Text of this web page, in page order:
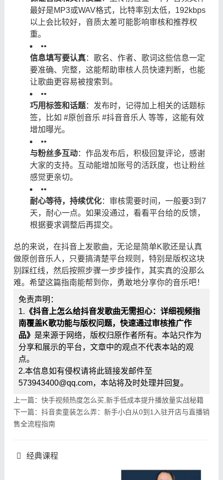
最好是MP3或WAV格式，比特率别太低，192kbps
以上会比较好，音质太差可能影响审核和推荐权
重。
••
信息填写要认真：歌名、作者、歌词这些信息一定
要准确、完整，这能帮助审核人员快速判断，也能
让歌曲更容易被搜索到。
••
巧用标签和话题：发布时，记得加上相关的话题标
签，比如 #原创音乐 #抖音音乐人 等等，这能有效
增加曝光。
••
与粉丝多互动：作品发布后，积极回复评论，感谢
大家的支持。互动能增加账号的活跃度，也让粉丝
感觉更亲切。
••
耐心等待，持续优化：审核需要时间，一般要3到7
天，耐心一点。如果没通过，看看平台给的反馈，
根据要求调整后再提交。
总的来说，在抖音上发歌曲，无论是简单K歌还是认真
做原创音乐人，只要搞清楚平台规则，特别是版权这块
别踩红线，然后按照步骤一步步操作，其实真的没那么
难。希望这篇指南能帮到你，勇敢地分享你的音乐吧！
免责声明：
1. 《抖音上怎么给抖音发歌曲无需担心：详细视频指
南覆盖K歌功能与版权问题，快速通过审核推广作
品》 是来源于网络，版权归原作者所有。本站只作为
分享和展示的平台，文章中的观点不代表本站的观
点。
2.本信息如有侵权请将此链接发邮件至
573943400@qq.com，本站将及时处理并回复。
上一篇：快手视频热度怎么买,新手低成本提升播放量实战秘籍
下一篇：抖音卖童装怎么弄：新手小白从0到1入驻开店与直播销
售全流程指南
经典课程